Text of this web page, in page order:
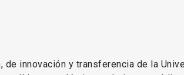
innovación y transferencia de la